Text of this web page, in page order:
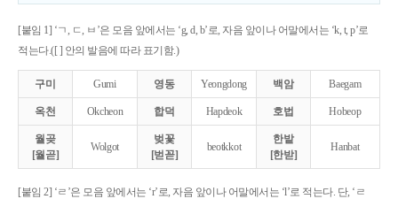
[붙임 1] ‘ㄱ, ㄷ, ㅂ’은 모음 앞에서는 ‘g, d, b’로, 자음 앞이나 어말에서는 ‘k, t, p’로
적는다.([ ] 안의 발음에 따라 표기함.)
구미 Gumi 영동 Yeongdong 백암 Baegam
옥천 Okcheon 합덕 Hapdeok 호법 Hobeop
월곶
[월곧]
Wolgot
벚꽃
[벋꼳]
beotkkot
한밭
[한받]
Hanbat
[붙임 2] ‘ㄹ’은 모음 앞에서는 ‘r’로, 자음 앞이나 어말에서는 ‘l’로 적는다. 단, ‘ㄹ